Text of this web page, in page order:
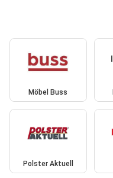
Möbel Buss
Polster Aktuell